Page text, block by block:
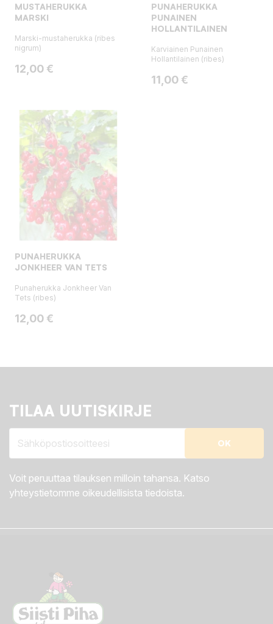
MUSTAHERUKKA
MARSKI
Marski-mustaherukka (ribes
nigrum)
Hinta
12,00 €
PUNAHERUKKA
PUNAINEN
HOLLANTILAINEN
Karviainen Punainen
Hollantilainen (ribes)
Hinta
11,00 €
PUNAHERUKKA
JONKHEER VAN TETS
Punaherukka Jonkheer Van
Tets (ribes)
Hinta
12,00 €
TILAA UUTISKIRJE
Voit peruuttaa tilauksen milloin tahansa. Katso
yhteystietomme oikeudellisista tiedoista.